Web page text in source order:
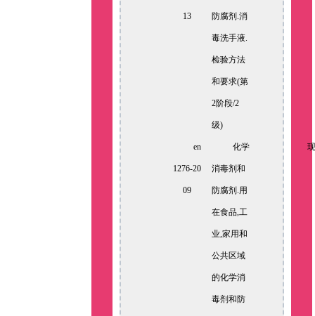
13 防腐剂.消
毒洗手液.
检验方法
和要求(第
2阶段/2
级)
en
1276-20
09
化学
消毒剂和
防腐剂.用
在食品,工
业,家用和
公共区域
的化学消
毒剂和防